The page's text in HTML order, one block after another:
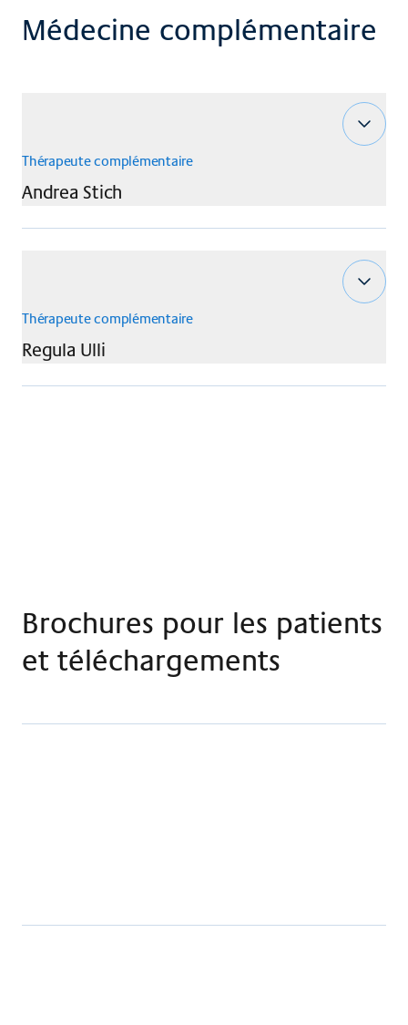
Médecine complémentaire
Thérapeute complémentaire
AndreaStich
Thérapeute complémentaire
Regula Ulli
Brochures pour les patients
et téléchargements